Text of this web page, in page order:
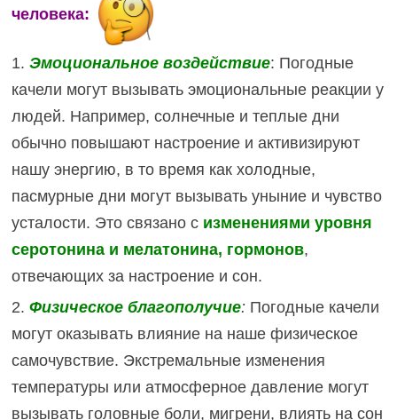
человека:
1. Эмоциональное воздействие: Погодные
качели могут вызывать эмоциональные реакции у
людей. Например, солнечные и теплые дни
обычно повышают настроение и активизируют
нашу энергию, в то время как холодные,
пасмурные дни могут вызывать уныние и чувство
усталости. Это связано с изменениями уровня
серотонина и мелатонина, гормонов,
отвечающих за настроение и сон.
2. Физическое благополучие:Погодные качели
могут оказывать влияние на наше физическое
самочувствие. Экстремальные изменения
температуры или атмосферное давление могут
вызывать головные боли, мигрени, влиять на сон